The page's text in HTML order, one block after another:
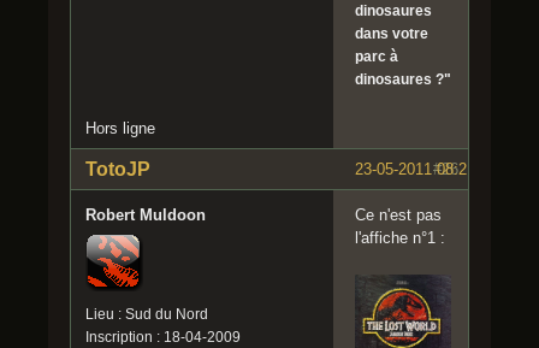
dinosaures
dans votre
parc à
dinosaures ?"
Hors ligne
#26
23-05-2011 08:21:28
TotoJP
Robert Muldoon
Lieu : Sud du Nord
Inscription : 18-04-2009
Ce n'est pas
l'affiche n°1 :